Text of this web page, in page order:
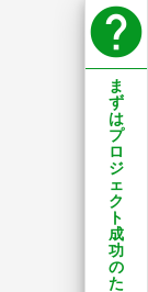
help
ま
ず
は
プ
ロ
ジ
ェ
ク
ト
成
功
の
た